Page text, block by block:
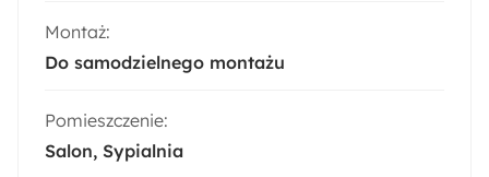
Montaż:
Do samodzielnego montażu
Pomieszczenie:
Salon Sypialnia